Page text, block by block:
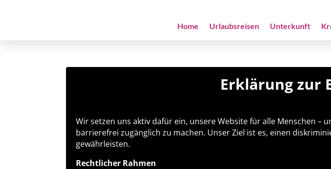
Home Urlaubsreisen Unterkunft
Erklärung zur
Wir setzen uns aktiv dafür ein, unsere Website für alle Menschen
barrierefrei zugänglich zu machen. Unser Ziel ist es, einen
gewährleisten.
Rechtlicher Rahmen